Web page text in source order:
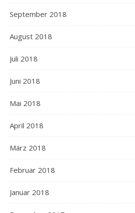
September 2018
August 2018
Juli 2018
Juni 2018
Mai 2018
April 2018
März 2018
Februar 2018
Januar 2018